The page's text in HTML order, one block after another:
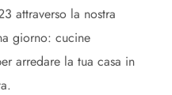
attraverso la nostra
giorno: cucine
arredare la tua casa in